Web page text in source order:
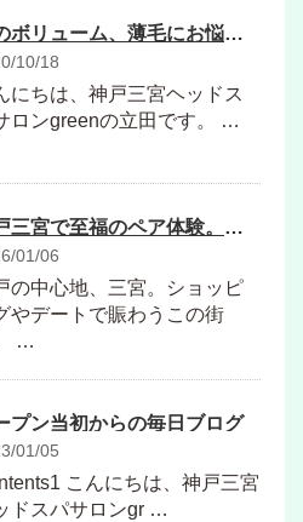
髪のボリューム、薄毛にお悩みの方は是非ご相談ください
10/18
にちは、神戸三宮ヘッドス
ロンgreenの立田です。 …
神戸三宮で至福のペア体験。ヘッドスパサロンgreenが「カップル・友人」に選ばれる理由
01/06
の中心地、三宮。ショッピ
やデートで賑わうこの街
…
プン当初からの毎日ブログ
01/05
こんにちは、神戸三宮
ドスパサロンgr …